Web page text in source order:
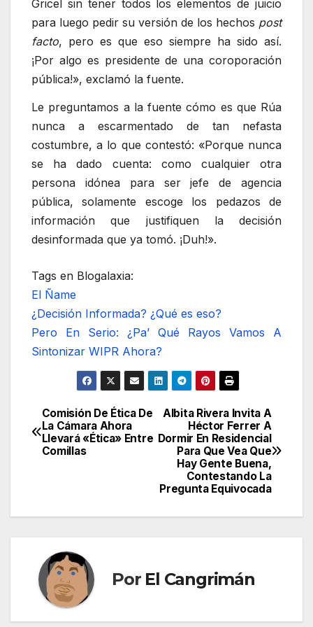
Gricel sin tener todos los elementos de juicio
para luego pedir su versión de los hechos post
facto, pero es que eso siempre ha sido así.
¡Por algo es presidente de una coroporación
pública!», exclamó la fuente.
Le preguntamos a la fuente cómo es que Rúa
nunca a escarmentado de tan nefasta
costumbre, a lo que contestó: «Porque nunca
se ha dado cuenta: como cualquier otra
persona idónea para ser jefe de agencia
pública, solamente escoge los pedazos de
información que justifiquen la decisión
desinformada que ya tomó. ¡Duh!».
Tags en Blogalaxia:
El Ñame
¿Decisión Informada? ¿Qué es eso?
Pero En Serio: ¿Pa’ Qué Rayos Vamos A
Sintonizar WIPR Ahora?
Navegación
de
Albita Rivera Invita A
Héctor Ferrer A
Dormir En Residencial
Para Que Vea Que
Hay Gente Buena,
Contestando La
Pregunta Equivocada
Comisión De Ética De
La Cámara Ahora
Llevará «Ética» Entre
Comillas
Por El Cangrimán